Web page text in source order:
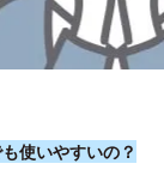
使いやすいの？